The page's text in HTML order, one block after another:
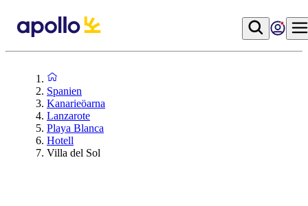
Spanien
Kanarieöarna
Lanzarote
Playa Blanca
Hotell
Villa del Sol